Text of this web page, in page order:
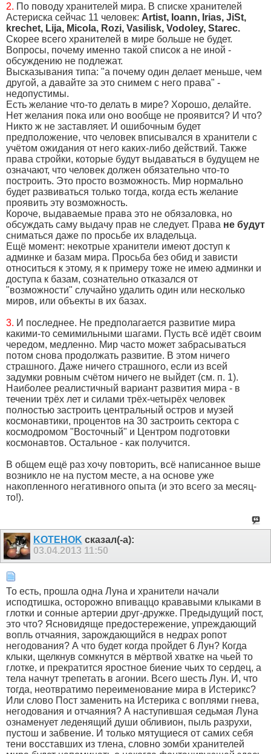
2. По поводу хранителей мира. В списке хранителей
Астериска сейчас 11 человек: Artist, Ioann, Irias, JiSt,
krechet, Lija, Micola, Rozi, Vasilisk, Vodoley, Starec.
Скорее всего хранителей в мире больше не будет.
Вопросы, почему именно такой список а не иной -
обсуждению не подлежат.
Высказывания типа: "а почему один делает меньше, чем
другой, а давайте за это снимем с него права" -
недопустимы.
Есть желание что-то делать в мире? Хорошо, делайте.
Нет желания пока или оно вообще не проявится? И что?
Никто ж не заставляет. И ошибочным будет
предположение, что человек вписывался в хранители с
учётом ожидания от него каких-либо действий. Также
права стройки, которые будут выдаваться в будущем не
означают, что человек должен обязательно что-то
построить. Это просто возможность. Мир нормально
будет развиваться только тогда, когда есть желание
проявить эту возможность.
Короче, выдаваемые права это не обязаловка, но
обсуждать саму выдачу прав не следует. Права не будут
сниматься даже по просьбе их владельца.
Ещё момент: некотрые хранители имеют доступ к
админке и базам мира. Просьба без обид и зависти
относиться к этому, я к примеру тоже не имею админки и
доступа к базам, сознательно отказался от
"возможности" случайно удалить один или несколько
миров, или объекты в их базах.
3. И последнее. Не предполагается развитие мира
какими-то семимильными шагами. Пусть всё идёт своим
чередом, медленно. Мир часто может забрасываться
потом снова продолжать развитие. В этом ничего
страшного. Даже ничего страшного, если из всей
задумки ровным счётом ничего не выйдет (см. п. 1).
Наиболее реалистичный вариант развития мира - в
течении трёх лет и силами трёх-четырёх человек
полностью застроить центральный остров и музей
космонавтики, процентов на 30 застроить сектора с
космодромом "Восточный" и Центром подготовки
космонавтов. Остальное - как получится.
В общем ещё раз хочу повторить, всё написанное выше
возникло не на пустом месте, а на основе уже
накопленного негативного опыта (и это всего за месяц-
то!).
KOTEHOK сказал(-а):
03.04.2013 11:50
То есть, прошла одна Луна и хранители начали
исподтишка, осторожно впиваццо крававыми клыками в
глотки и сонные артерии друг-дружке. Предыдущий пост,
это что? Ясновидяще предостережение, упреждающий
вопль отчаяния, зарождающийся в недрах ропот
негодования? А что будет когда пройдет 6 Лун? Когда
клыки, щелкнув сомкнутся в мёртвой хватке на чьей то
глотке, и прекратится яростное биение чьих то сердец, а
тела начнут трепетать в агонии. Всего шесть Лун. И, что
тогда, неотвратимо переименование мира в Истерикс?
Или слово Пост заменить на Истерика с воплями гнева,
негодования и отчаяния? А наступившая седьмая Луна
ознаменует леденящий души обливион, пыль разрухи,
пустош и забвение. И только мятущиеся от самих себя
тени восставших из тлена, словно зомби хранителей